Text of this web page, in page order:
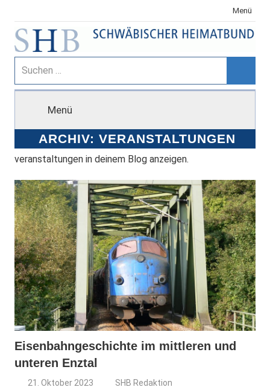
Inhalt
springen
Menü
Schwäbischer
Heimatbund
Suchen
nach:
Menü
ARCHIV: VERANSTALTUNGEN
veranstaltungen in deinem Blog anzeigen.
Eisenbahngeschichte im mittleren und
unteren Enztal
21. Oktober 2023 SHB Redaktion